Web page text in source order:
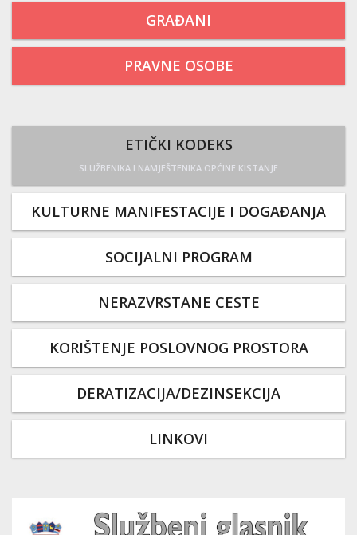
GRAĐANI
PRAVNE OSOBE
ETIČKI KODEKS
SLUŽBENIKA I NAMJEŠTENIKA OPĆINE KISTANJE
KULTURNE MANIFESTACIJE I DOGAĐANJA
SOCIJALNI PROGRAM
NERAZVRSTANE CESTE
KORIŠTENJE POSLOVNOG PROSTORA
DERATIZACIJA/DEZINSEKCIJA
LINKOVI